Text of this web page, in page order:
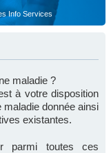
Info Services
maladie ?
à votre disposition
donnée ainsi
existantes.
parmi toutes ces